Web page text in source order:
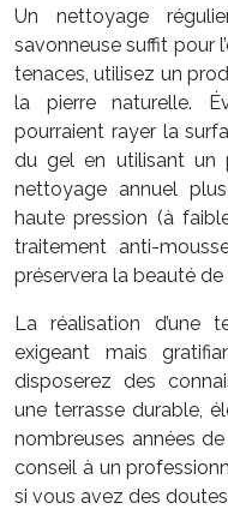
Un nettoyage
savonneuse suffit pour
tenaces, utilisez un
la pierre naturelle.
pourraient rayer la
du gel en utilisant un
nettoyage annuel
haute pression (à
traitement anti-
préservera la beauté
La réalisation d’une
exigeant mais
disposerez des
une terrasse durable,
nombreuses années
conseil à un
si vous avez des